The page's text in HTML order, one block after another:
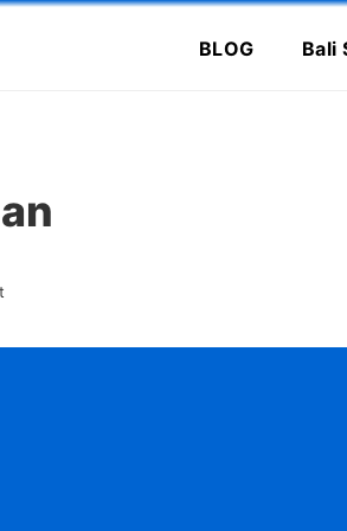
BLOG Bali